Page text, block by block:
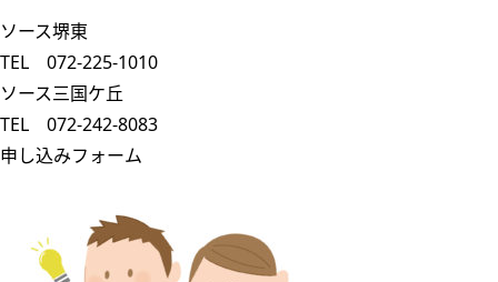
ソース堺東
TEL 072-225-1010
ソース三国ケ丘
TEL 072-242-8083
申し込みフォーム